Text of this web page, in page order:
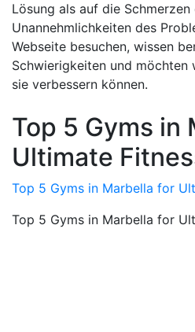
Lösung als auf die Schmerzen
Unannehmlichkeiten des
Webseite besuchen, wissen
Schwierigkeiten und möchten
sie verbessern können.
Top 5 Gyms in
Ultimate
Top 5 Gyms in Marbella for
Top 5 Gyms in Marbella for